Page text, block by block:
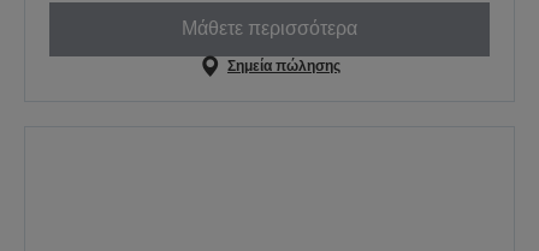
Μάθετε περισσότερα
Σημεία πώλησης